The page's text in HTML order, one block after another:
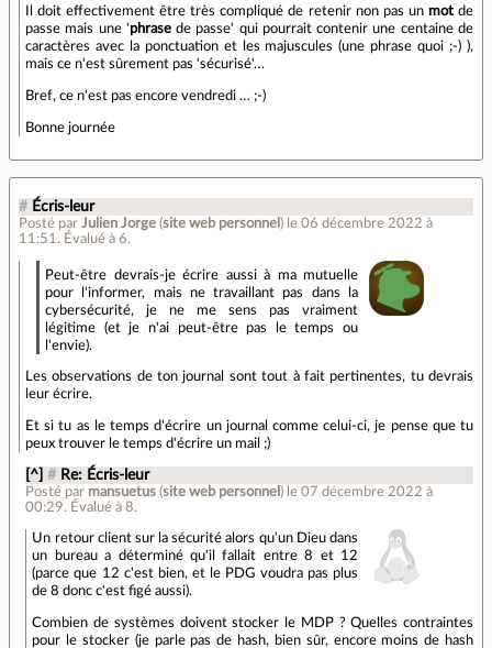
Il doit effectivement être très compliqué de retenir non pas un motde
passe mais une 'phrasede passe' qui pourrait contenir une centaine de
caractères avec la ponctuation et les majuscules (une phrase quoi ;-) ),
mais ce n'est sûrement pas 'sécurisé'…
Bref, ce n'est pas encore vendredi … ;-)
Bonne journée
# Écris-leur
Posté par Julien Jorge (site web personnel ) le 06 décembre 2022 à
11:51 . Évalué à 6.
Peut-être devrais-je écrire aussi à ma mutuelle
pour l'informer, mais ne travaillant pas dans la
cybersécurité, je ne me sens pas vraiment
légitime (et je n'ai peut-être pas le temps ou
l'envie).
Les observations de ton journal sont tout à fait pertinentes, tu devrais
leur écrire.
Et si tu as le temps d'écrire un journal comme celui-ci, je pense que tu
peux trouver le temps d'écrire un mail ;)
[^] # Re: Écris-leur
Posté par mansuetus (site web personnel ) le 07 décembre 2022 à
00:29. Évalué à8.
Un retour client sur la sécurité alors qu'un Dieu dans
un bureau a déterminé qu'il fallait entre 8 et 12
(parce que 12 c'est bien, et le PDG voudra pas plus
de 8 donc c'est figé aussi).
Combien de systèmes doivent stocker le MDP ? Quelles contraintes
pour le stocker (je parle pas de hash, bien sûr, encore moins de hash